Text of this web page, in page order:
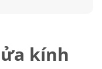
kính